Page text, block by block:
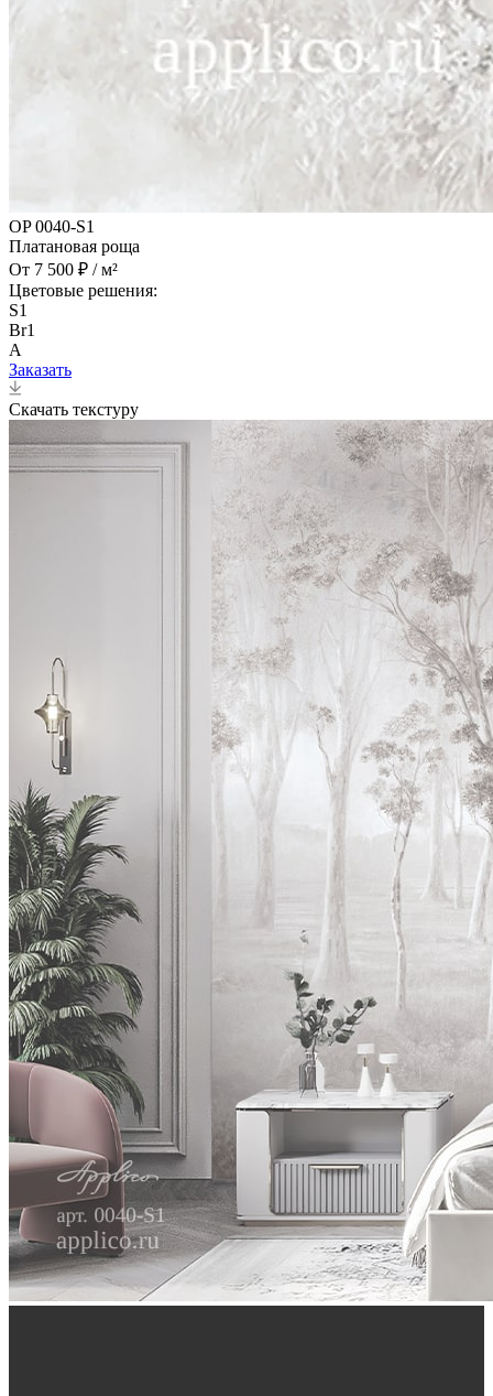
OP 0040-S1
Платановая роща
От 7 500 ₽ / м²
Цветовые решения:
S1
Br1
A
Заказать
Скачать текстуру